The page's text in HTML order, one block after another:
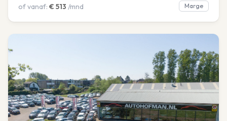
of vanaf: € 513 /mnd Marge